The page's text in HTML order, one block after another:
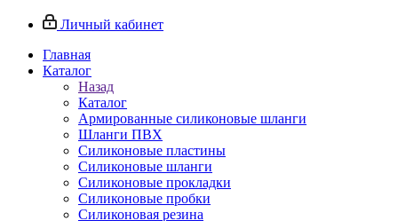
Личный кабинет
Главная
Каталог
Назад
Каталог
Армированные силиконовые шланги
Шланги ПВХ
Силиконовые пластины
Силиконовые шланги
Силиконовые прокладки
Силиконовые пробки
Силиконовая резина